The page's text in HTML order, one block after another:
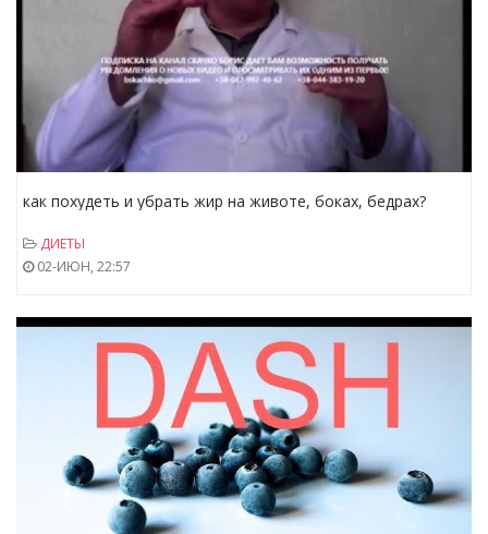
как похудеть и убрать жир на животе, боках, бедрах?
ДИЕТЫ
02-ИЮН, 22:57